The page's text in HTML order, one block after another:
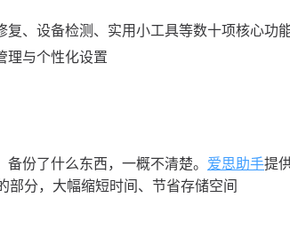
、设备检测、实用小工具等数十项核心功
理与个性化设置
份了什么东西，一概不清楚。 爱思助手提
分，大幅缩短时间、节省存储空间